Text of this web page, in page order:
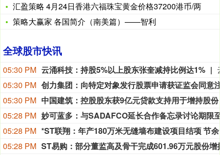
汇盈策略 4月24日香港六福珠宝黄金价格37200港币/两
策略大赢家 各国简介（南美篇）——智利
全球股市快讯
05:30 PM 云涌科技：持股5%以上股东张奎减持比例达1%
05:30 PM
05:30 PM 中国建筑：控股股东获9亿元贷款支持用于增持股份
05:28 PM
05:28 PM
05:28 PM